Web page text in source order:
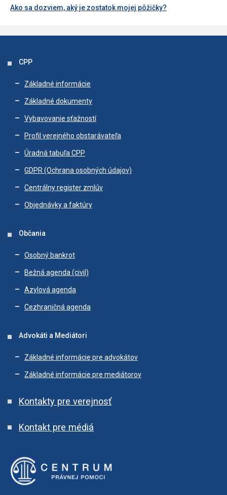
Ako sa dozviem, aký je zostatok mojej pôžičky?
CPP
Základné informácie
Základné dokumenty
Vybavovanie sťažností
Profil verejného obstarávateľa
Úradná tabuľa CPP
GDPR (Ochrana osobných údajov)
Centrálny register zmlúv
Objednávky a faktúry
Občania
Osobný bankrot
Bežná agenda (civil)
Azylová agenda
Cezhraničná agenda
Advokáti a Mediátori
Základné informácie pre advokátov
Základné informácie pre mediátorov
Kontakty pre verejnosť
Kontakt pre médiá